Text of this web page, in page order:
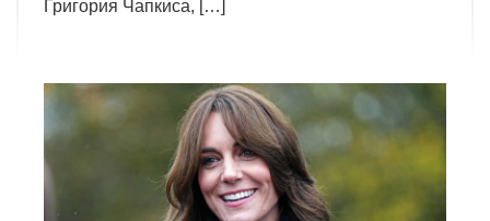
Григория Чапкиса, […]